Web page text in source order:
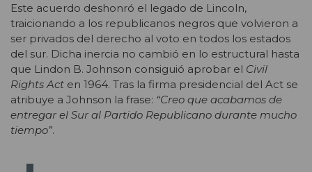
Este acuerdo deshonró el legado de Lincoln,
traicionando a los republicanos negros que volvieron a
ser privados del derecho al voto en todos los estados
del sur. Dicha inercia no cambió en lo estructural hasta
que Lindon B. Johnson consiguió aprobar el Civil
Rights Act en 1964. Tras la firma presidencial del Act se
atribuye a Johnson la frase: “Creo que acabamos de
entregar el Sur al Partido Republicano durante mucho
tiempo”.